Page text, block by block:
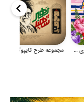
مجموعه وکتور تایپوگرافی فانتزی برای لباس، پوستر و چاپ